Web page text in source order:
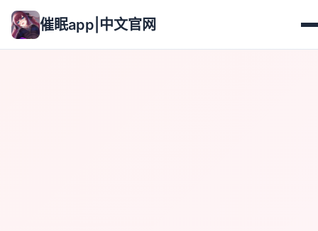
催眠app|中文官网